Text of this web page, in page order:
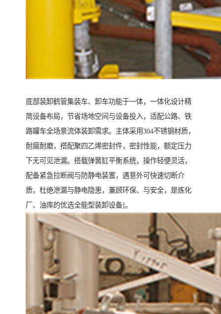
底部装卸鹤管集装车、卸车功能于一体，一体化设计精
简设备布局，节省场地空间与设备投入，适配公路、铁
路罐车全场景流体装卸需求。主体采用304不锈钢材质，
耐腐耐磨，搭配聚四乙烯密封件，密封性能，额定压力
下无可见泄漏。搭载弹簧缸平衡系统，操作轻便灵活，
配备紧急拉断阀与防静电装置，遇意外可快速切断介
质，杜绝泄漏与静电隐患，兼顾环保、与安全，是炼化
厂、油库的优选全能型装卸设备]。